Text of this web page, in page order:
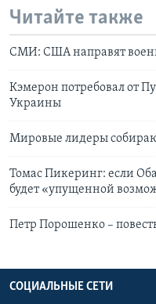
Читайте также
СМИ: США направят
Кэмерон потребовал от
Украины
Мировые лидеры
Томас Пикеринг: если
будет «упущенной
Петр Порошенко –
СОЦИАЛЬНЫЕ СЕТИ